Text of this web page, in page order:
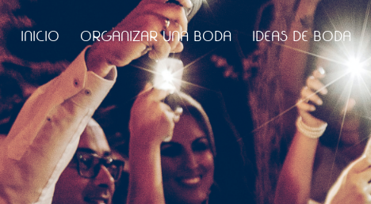
INICIO ORGANIZAR UNA BODA IDEAS DE BODA